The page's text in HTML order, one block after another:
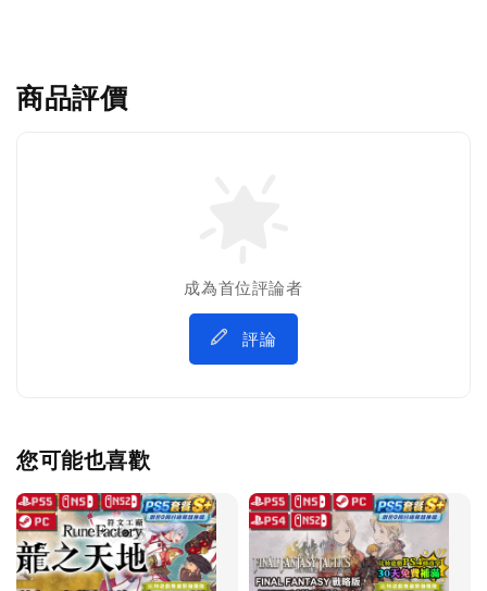
商品評價
成為首位評論者
評論
您可能也喜歡